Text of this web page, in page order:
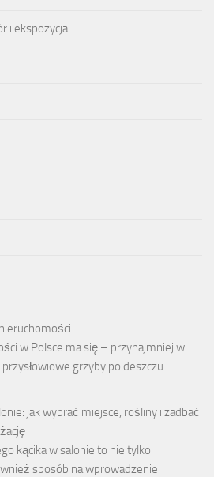
i ekspozycja
w Polsce ma się – przynajmniej w
grzyby po deszczu
jak wybrać miejsce, rośliny i zadbać
kącika w salonie to nie tylko
sposób na wprowadzenie